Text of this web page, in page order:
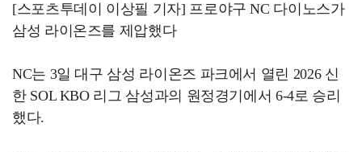
[스포츠투데이 이상필 기자] 프로야구 NC 다이노스가
삼성 라이온즈를 제압했다
NC는 3일 대구 삼성 라이온즈 파크에서 열린 2026 신
한 SOL KBO 리그 삼성과의 원정경기에서 6-4로 승리
했다.